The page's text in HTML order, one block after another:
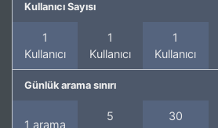
Kullanıcı Sayısı
1
Kullanıcı
1
Kullanıcı
1
Kullanıcı
Günlük arama sınırı
1 arama
5
30